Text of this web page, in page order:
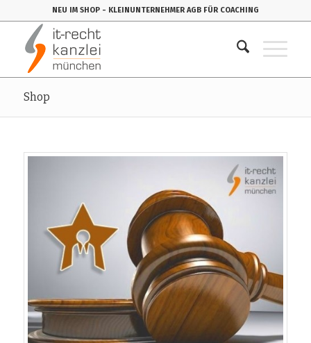
NEU IM SHOP - KLEINUNTERNEHMER AGB FÜR COACHING
Shop